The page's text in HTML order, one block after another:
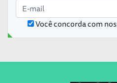
Você concorda com